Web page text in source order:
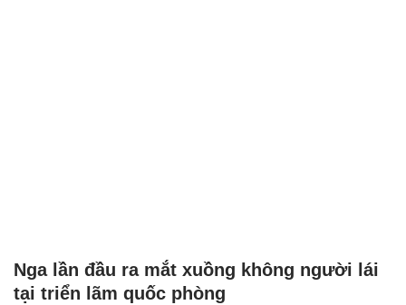
Nga lần đầu ra mắt xuồng không người lái
tại triển lãm quốc phòng